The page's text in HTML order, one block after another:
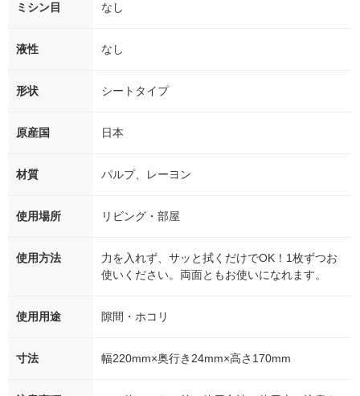
ミシン目 なし
液性 なし
形状 シートタイプ
原産国 日本
材質 パルプ、レーヨン
使用場所 リビング・部屋
使用方法
力を入れず、サッと拭くだけでOK！1枚ずつお
使いください。両面ともお使いになれます。
使用用途 隙間・ホコリ
寸法 幅220mm×奥行き24mm×高さ170mm